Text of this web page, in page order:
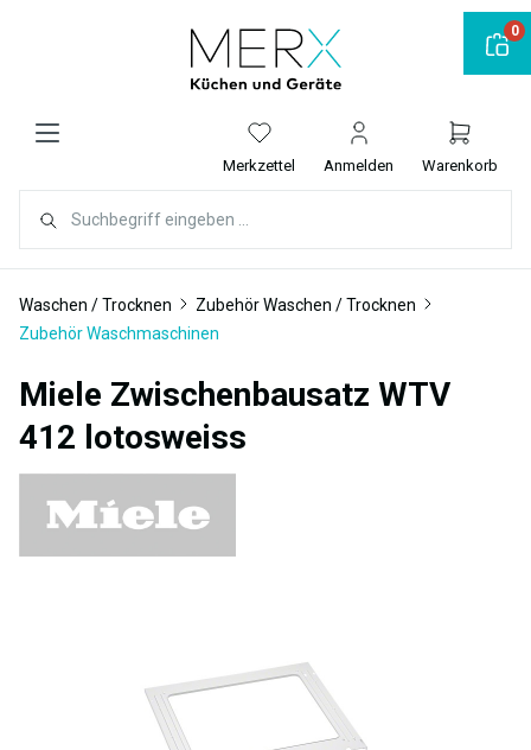
Merkzettel Anmelden Warenkorb
Waschen / Trocknen
Zubehör Waschen / Trocknen
Zubehör Waschmaschinen
Miele Zwischenbausatz WTV
412 lotosweiss
0